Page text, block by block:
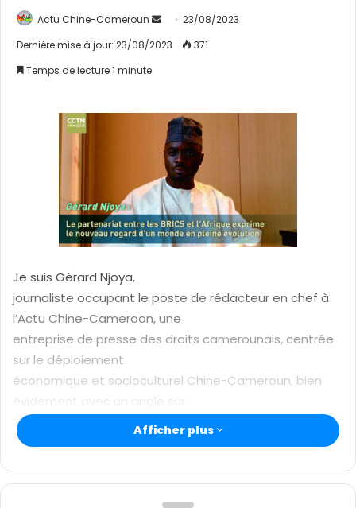
Actu Chine-Cameroun
n
e
u
n
c
o
u
r
e
l
23/08/2023
Dernière mise à jour: 23/08/2023
371
Temps de lecture 1 minute
Je suis Gérard Njoya,
journaliste occupant le poste de rédacteur en chef à
l’Actu Chine-Cameroon, une
entreprise de presse des droits camerounais, centrée
sur le déploiement
économique et socioculturel Chine-Cameroun, bien
évidement avec un angle sur
les relations entre la Chine et 180 autres pays amis.
grand pays dont le développement est étroitement lié
Afficher plus